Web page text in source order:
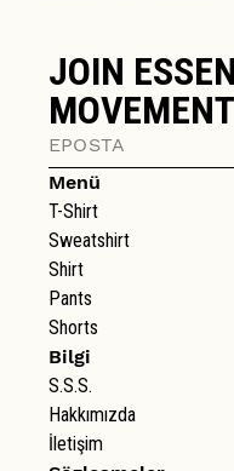
Menü
T-Shirt
Sweatshirt
Shirt
Pants
Shorts
Bilgi
S.S.S.
Hakkımızda
İletişim
JOIN
MOVEMENT